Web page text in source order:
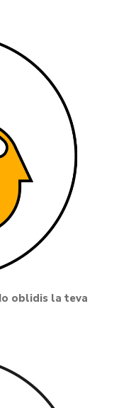
oblidis la teva